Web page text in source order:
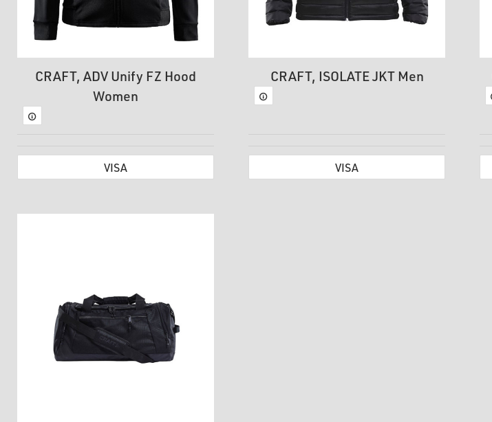
CRAFT, ADV Unify FZ Hood
Women
VISA
CRAFT, ISOLATE JKT Men
VISA